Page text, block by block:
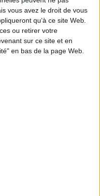
vous avez le droit de vous
qu’à ce site Web.
ou retirer votre
sur ce site et en
en bas de la page Web.
dans la dématérialisation tous